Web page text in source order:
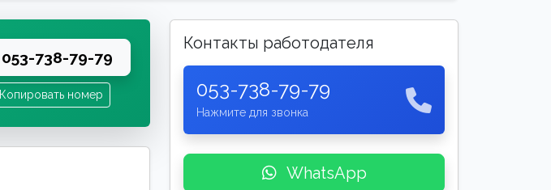
053-738-79-79
Копировать номер
Контакты работодателя
053-738-79-79
Нажмите для звонка
WhatsApp